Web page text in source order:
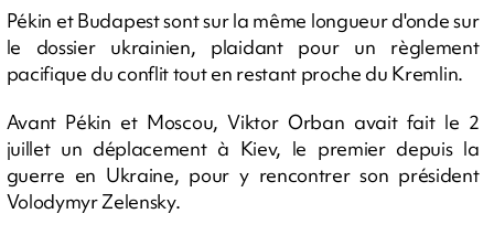
Pékin et Budapest sont sur la même longueur d'onde sur
le dossier ukrainien, plaidant pour un règlement
pacifique du conflit tout en restant proche du Kremlin.
Avant Pékin et Moscou, Viktor Orban avait fait le 2
juillet un déplacement à Kiev, le premier depuis la
guerre en Ukraine, pour y rencontrer son président
Volodymyr Zelensky.